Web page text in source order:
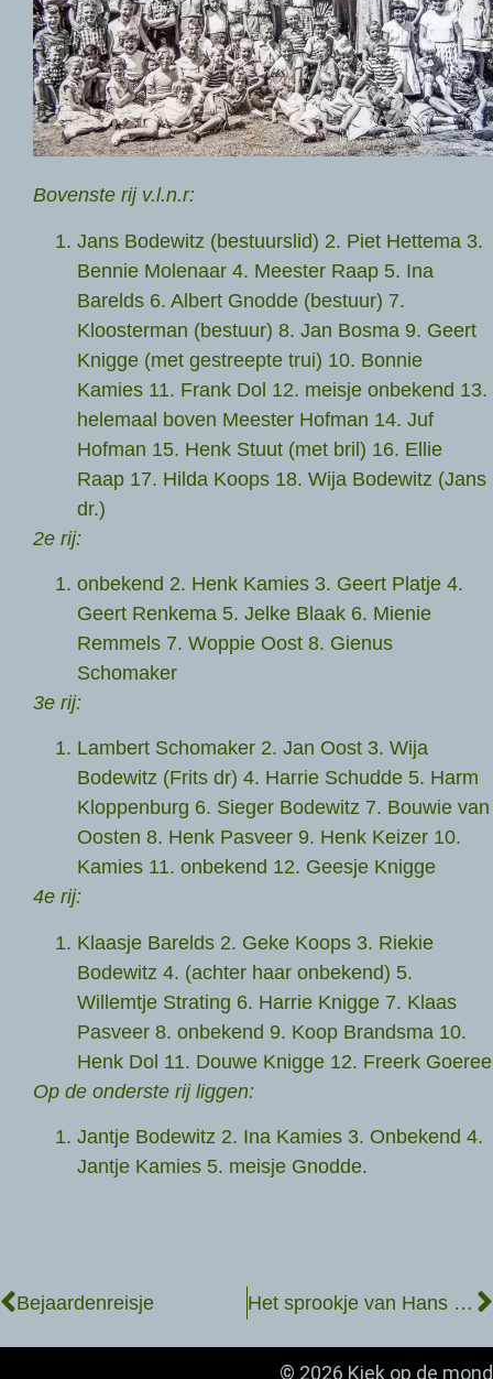
Bovenste rij v.l.n.r:
Jans Bodewitz (bestuurslid) 2. Piet Hettema 3.
Bennie Molenaar 4. Meester Raap 5. Ina
Barelds 6. Albert Gnodde (bestuur) 7.
Kloosterman (bestuur) 8. Jan Bosma 9. Geert
Knigge (met gestreepte trui) 10. Bonnie
Kamies 11. Frank Dol 12. meisje onbekend 13.
helemaal boven Meester Hofman 14. Juf
Hofman 15. Henk Stuut (met bril) 16. Ellie
Raap 17. Hilda Koops 18. Wija Bodewitz (Jans
dr.)
2e rij:
onbekend 2. Henk Kamies 3. Geert Platje 4.
Geert Renkema 5. Jelke Blaak 6. Mienie
Remmels 7. Woppie Oost 8. Gienus
Schomaker
3e rij:
Lambert Schomaker 2. Jan Oost 3. Wija
Bodewitz (Frits dr) 4. Harrie Schudde 5. Harm
Kloppenburg 6. Sieger Bodewitz 7. Bouwie van
Oosten 8. Henk Pasveer 9. Henk Keizer 10.
Kamies 11. onbekend 12. Geesje Knigge
4e rij:
Klaasje Barelds 2. Geke Koops 3. Riekie
Bodewitz 4. (achter haar onbekend) 5.
Willemtje Strating 6. Harrie Knigge 7. Klaas
Pasveer 8. onbekend 9. Koop Brandsma 10.
Henk Dol 11. Douwe Knigge 12. Freerk Goeree
Op de onderste rij liggen:
Jantje Bodewitz 2. Ina Kamies 3. Onbekend 4.
Jantje Kamies 5. meisje Gnodde.
Bejaardenreisje Het sprookje van Hans en Grietje
© 2026 Kiek op de mond